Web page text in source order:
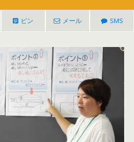
ピン メール SMS